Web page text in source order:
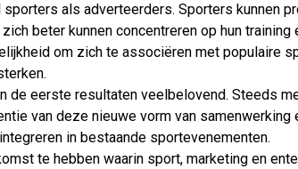
als adverteerders. Sporters kunnen
beter kunnen concentreren op hun training
om zich te associëren met populaire
de eerste resultaten veelbelovend. Steeds
van deze nieuwe vorm van samenwerking
in bestaande sportevenementen.
te hebben waarin sport, marketing en